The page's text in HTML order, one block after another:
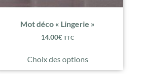
Mot déco « Lingerie »
14.00€ TTC
Choix des options